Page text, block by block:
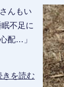
んもい
不足に
配…」
きを読む